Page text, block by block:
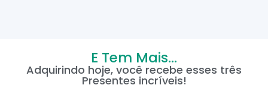
E Tem Mais...
Adquirindo hoje, você recebe esses três
Presentes incríveis!